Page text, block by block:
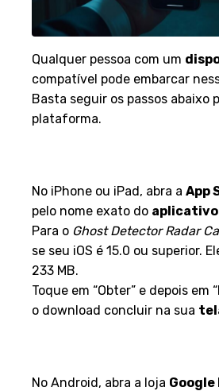
Qualquer pessoa com um
compatível pode embarcar
Basta seguir os passos abaixo
plataforma.
No iPhone ou iPad, abra a App
pelo nome exato do aplicativo
Para o Ghost Detector Radar
se seu iOS é 15.0 ou superior.
233 MB.
Toque em “Obter” e depois em
o download concluir na sua
No Android, abra a loja Google